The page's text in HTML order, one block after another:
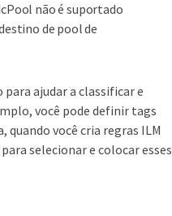
não é suportado
de pool de
ajudar a classificar e
você pode definir tags
quando você cria regras ILM
selecionar e colocar esses